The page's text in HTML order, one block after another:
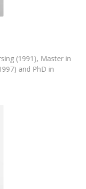
(1991), Master in
and PhD in